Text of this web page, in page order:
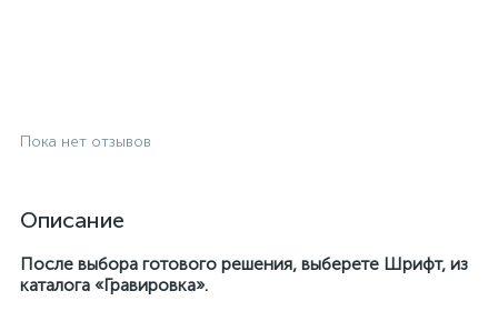
Пока нет отзывов
Описание
После выбора готового решения, выберете Шрифт, из
каталога «Гравировка».